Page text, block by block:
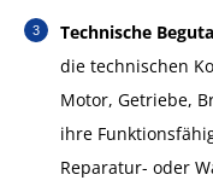
Technische
die technischen
Motor, Getriebe,
ihre
Reparatur- oder